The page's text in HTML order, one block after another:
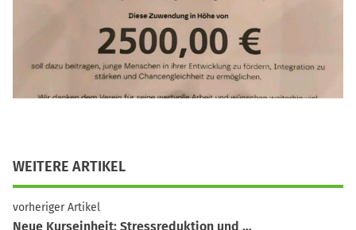
WEITERE ARTIKEL
vorheriger Artikel
Neue Kurseinheit: Stressreduktion und …